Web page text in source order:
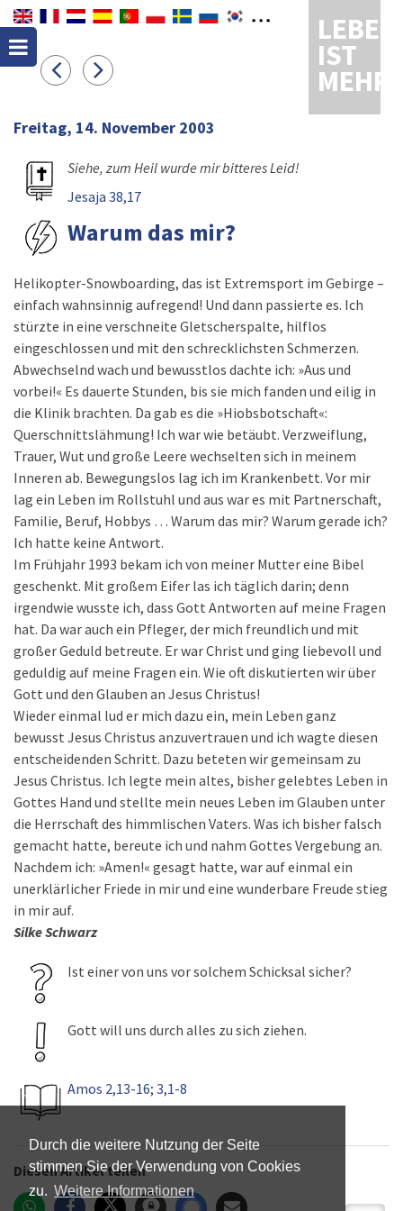
Durch die weitere Nutzung der Seite
stimmen Sie der Verwendung von Cookies
zu. Weitere Informationen
LEBEN
IST
MEHR
Freitag, 14. November 2003
Siehe, zum Heil wurde mir bitteres Leid!
Jesaja 38,17
Warum das mir?
Helikopter-Snowboarding, das ist Extremsport im Gebirge –
einfach wahnsinnig aufregend! Und dann passierte es. Ich
stürzte in eine verschneite Gletscherspalte, hilflos
eingeschlossen und mit den schrecklichsten Schmerzen.
Abwechselnd wach und bewusstlos dachte ich: »Aus und
vorbei!« Es dauerte Stunden, bis sie mich fanden und eilig in
die Klinik brachten. Da gab es die »Hiobsbotschaft«:
Querschnittslähmung! Ich war wie betäubt. Verzweiflung,
Trauer, Wut und große Leere wechselten sich in meinem
Inneren ab. Bewegungslos lag ich im Krankenbett. Vor mir
lag ein Leben im Rollstuhl und aus war es mit Partnerschaft,
Familie, Beruf, Hobbys … Warum das mir? Warum gerade ich?
Ich hatte keine Antwort.
Im Frühjahr 1993 bekam ich von meiner Mutter eine Bibel
geschenkt. Mit großem Eifer las ich täglich darin; denn
irgendwie wusste ich, dass Gott Antworten auf meine Fragen
hat. Da war auch ein Pfleger, der mich freundlich und mit
großer Geduld betreute. Er war Christ und ging liebevoll und
geduldig auf meine Fragen ein. Wie oft diskutierten wir über
Gott und den Glauben an Jesus Christus!
Wieder einmal lud er mich dazu ein, mein Leben ganz
bewusst Jesus Christus anzuvertrauen und ich wagte diesen
entscheidenden Schritt. Dazu beteten wir gemeinsam zu
Jesus Christus. Ich legte mein altes, bisher gelebtes Leben in
Gottes Hand und stellte mein neues Leben im Glauben unter
die Herrschaft des himmlischen Vaters. Was ich bisher falsch
gemacht hatte, bereute ich und nahm Gottes Vergebung an.
Nachdem ich: »Amen!« gesagt hatte, war auf einmal ein
unerklärlicher Friede in mir und eine wunderbare Freude stieg
in mir auf.
Silke Schwarz
Ist einer von uns vor solchem Schicksal sicher?
Gott will uns durch alles zu sich ziehen.
Amos 2,13-16; 3,1-8
Diesen Artikel teilen